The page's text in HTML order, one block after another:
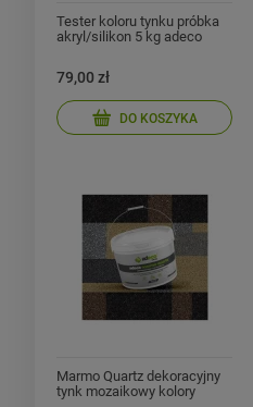
Tester koloru tynku próbka
akryl/silikon 5 kg adeco
79,00 zł
DO KOSZYKA
Marmo Quartz dekoracyjny
tynk mozaikowy kolory